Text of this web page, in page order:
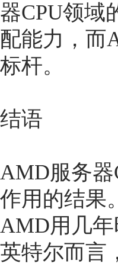
器CPU领域
配能力，而
标杆。
结语
AMD服务器
作用的结果
AMD用几年
英特尔而言